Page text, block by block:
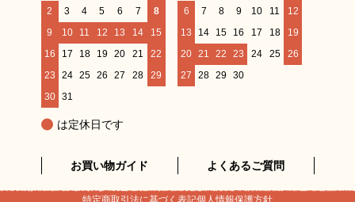
2
3 4 5 6 7
8
9
10 11 12 13 14
15
16
17 18 19 20 21
22
23
24 25 26 27 28
29
30
31
6
7 8 9 10 11
12
13
14 15 16 17 18
19
20 21 22 23 24 25
26
27
28 29 30
は定休日です
お買い物ガイド よくあるご質問
特定商取引法に基づく表記個人情報保護方針